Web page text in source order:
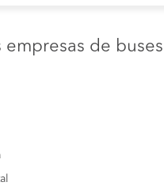
empresas de buses